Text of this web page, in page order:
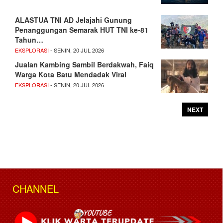
ALASTUA TNI AD Jelajahi Gunung
Penanggungan Semarak HUT TNI ke-81
Tahun…
EKSPLORASI- SENIN, 20 JUL 2026
Jualan Kambing Sambil Berdakwah, Faiq
Warga Kota Batu Mendadak Viral
EKSPLORASI- SENIN, 20 JUL 2026
NEXT
CHANNEL